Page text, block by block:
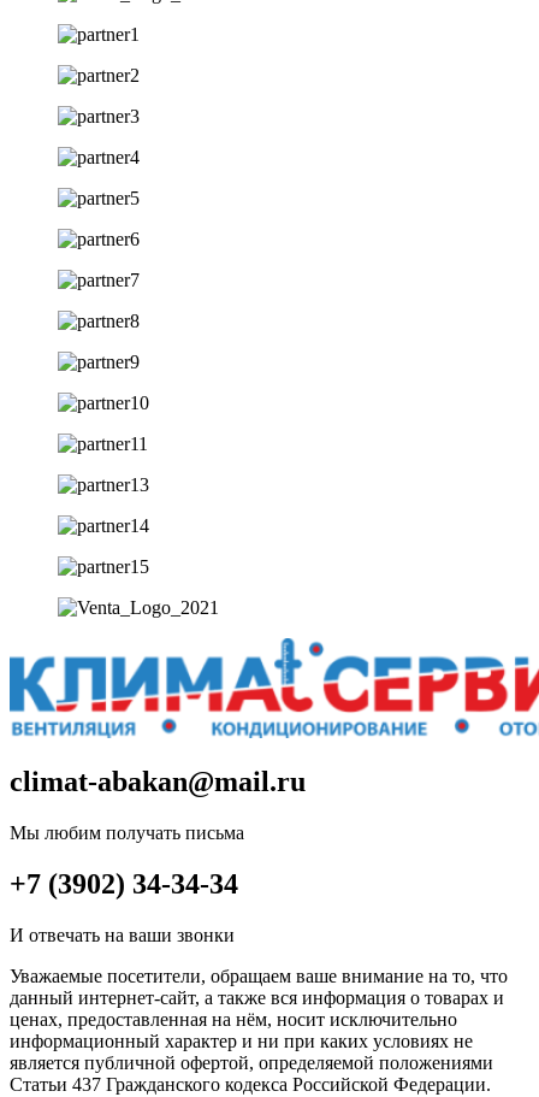
climat-abakan@mail.ru
Мы любим получать письма
+7 (3902) 34-34-34
И отвечать на ваши звонки
Уважаемые посетители, обращаем ваше внимание на то, что
данный интернет-сайт, а также вся информация о товарах и
ценах, предоставленная на нём, носит исключительно
информационный характер и ни при каких условиях не
является публичной офертой, определяемой положениями
Статьи 437 Гражданского кодекса Российской Федерации.